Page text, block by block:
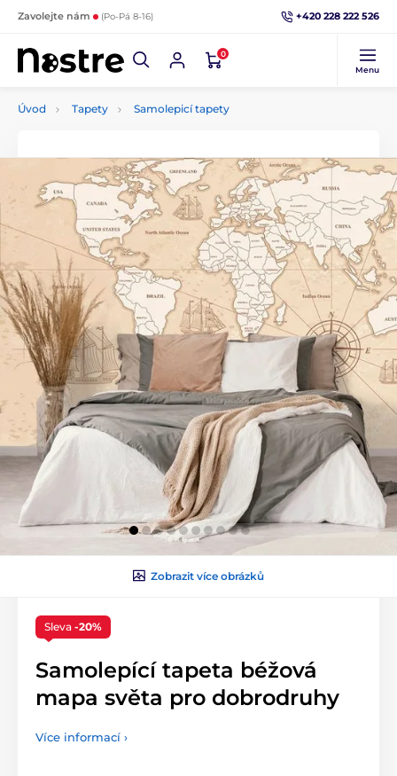
Zavolejte nám (Po-Pá 8-16) +420 228 222 526
0
Menu
Úvod Tapety Samolepicí tapety
Zobrazit více obrázků
Sleva -20%
Samolepící tapeta béžová
mapa světa pro dobrodruhy
Více informací ›